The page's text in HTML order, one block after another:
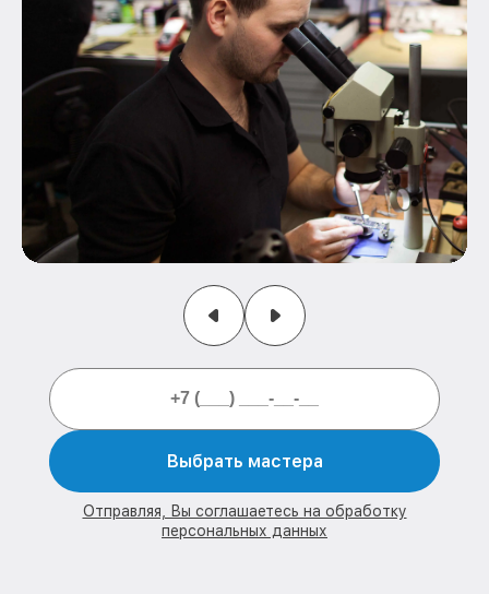
Выбрать мастера
Отправляя, Вы соглашаетесь на обработку
персональных данных